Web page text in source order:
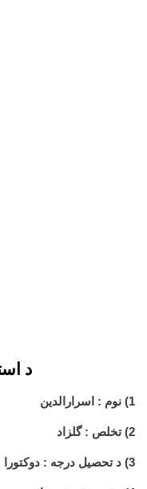
د
1) نوم : اسرارالدین
2) تخلص : گلزاد
3) د تحصیل درجه : دوکتورا